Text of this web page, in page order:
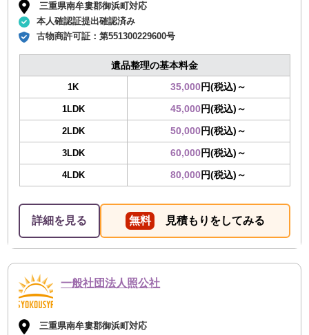
三重県南牟婁郡御浜町対応
本人確認証提出確認済み
古物商許可証：第551300229600号
遺品整理の基本料金
1K 35,000円(税込)～
1LDK 45,000円(税込)～
2LDK 50,000円(税込)～
3LDK 60,000円(税込)～
4LDK 80,000円(税込)～
詳細を見る 無料 見積もりをしてみる
一般社団法人照公社
三重県南牟婁郡御浜町対応